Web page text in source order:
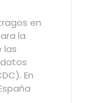
la
las
En